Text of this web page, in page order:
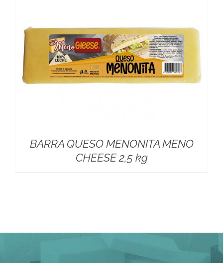
BARRA QUESO MENONITA MENO
CHEESE 2,5 kg